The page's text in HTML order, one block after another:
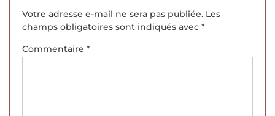
Votre adresse e-mail ne sera pas publiée. Les
champs obligatoires sont indiqués avec *
Commentaire *